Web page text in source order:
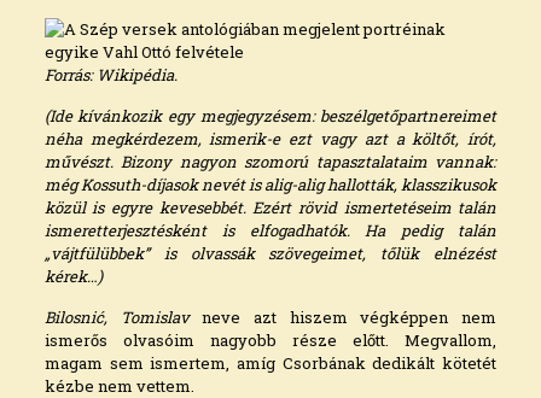
Forrás: Wikipédia.
(Ide kívánkozik egy megjegyzésem: beszélgetőpartnereimet
néha megkérdezem, ismerik-e ezt vagy azt a költőt, írót,
művészt. Bizony nagyon szomorú tapasztalataim vannak:
még Kossuth-díjasok nevét is alig-alig hallották, klasszikusok
közül is egyre kevesebbét. Ezért rövid ismertetéseim talán
ismeretterjesztésként is elfogadhatók. Ha pedig talán
„vájtfülübbek” is olvassák szövegeimet, tőlük elnézést
kérek…)
Bilosnić, Tomislavneve azt hiszem végképpen nem
ismerős olvasóim nagyobb része előtt. Megvallom,
magam sem ismertem, amíg Csorbának dedikált kötetét
kézbe nem vettem.